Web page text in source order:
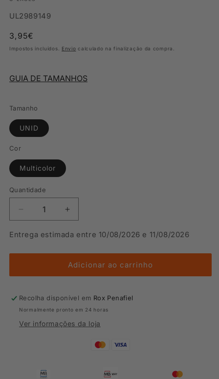
SKU:
UL2989149
Preço
normal
3,95€
Impostos incluídos. Envio calculado na finalização da compra.
GUIA DE TAMANHOS
Tamanho
UNID
Cor
Multicolor
Quantidade
Diminuir
a
quantidade
Atacadores
Laces
Multicor
Aumentar
a
quantidade
Atacadores
U-
Laces
Multicor
Entrega estimada entre 10/08/2026 e 11/08/2026
Adicionar ao carrinho
Recolha disponível em Rox Penafiel
Normalmente pronto em 24 horas
Ver informações da loja